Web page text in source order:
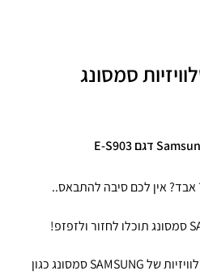
סמסונג
E-S903
אין לכם סיבה להתבאס..
השלט מתאים למרבית סוגי הטלוויזיות של SAMSUNG סמסונג כגון